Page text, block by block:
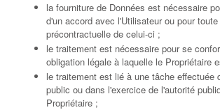
la fourniture de Données est nécessaire
d'un accord avec l'Utilisateur ou pour
précontractuelle de celui-ci ;
le traitement est nécessaire pour se
obligation légale à laquelle le Propriétaire
le traitement est lié à une tâche effectuée
public ou dans l'exercice de l'autorité
Propriétaire ;